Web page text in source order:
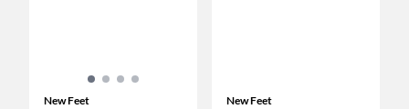
New Feet New Feet